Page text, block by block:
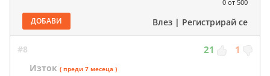
0 от 500
ДОБАВИ Влез | Регистрирай се
#8 21 1
Изток ( преди 7 месеца )